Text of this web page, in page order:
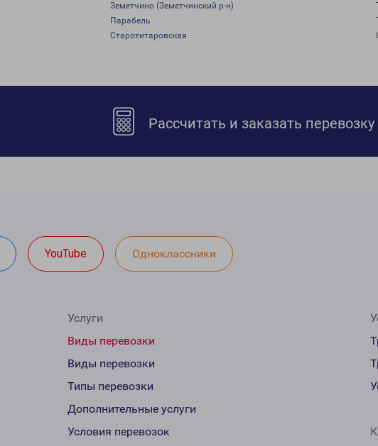
Земетчино (Земетчинский р-н)
Парабель
Старотитаровская
Рассчитать и заказать перевозку
YouTube Одноклассники
Услуги
Виды перевозки
Виды перевозки
Типы перевозки
Дополнительные услуги
Условия перевозок